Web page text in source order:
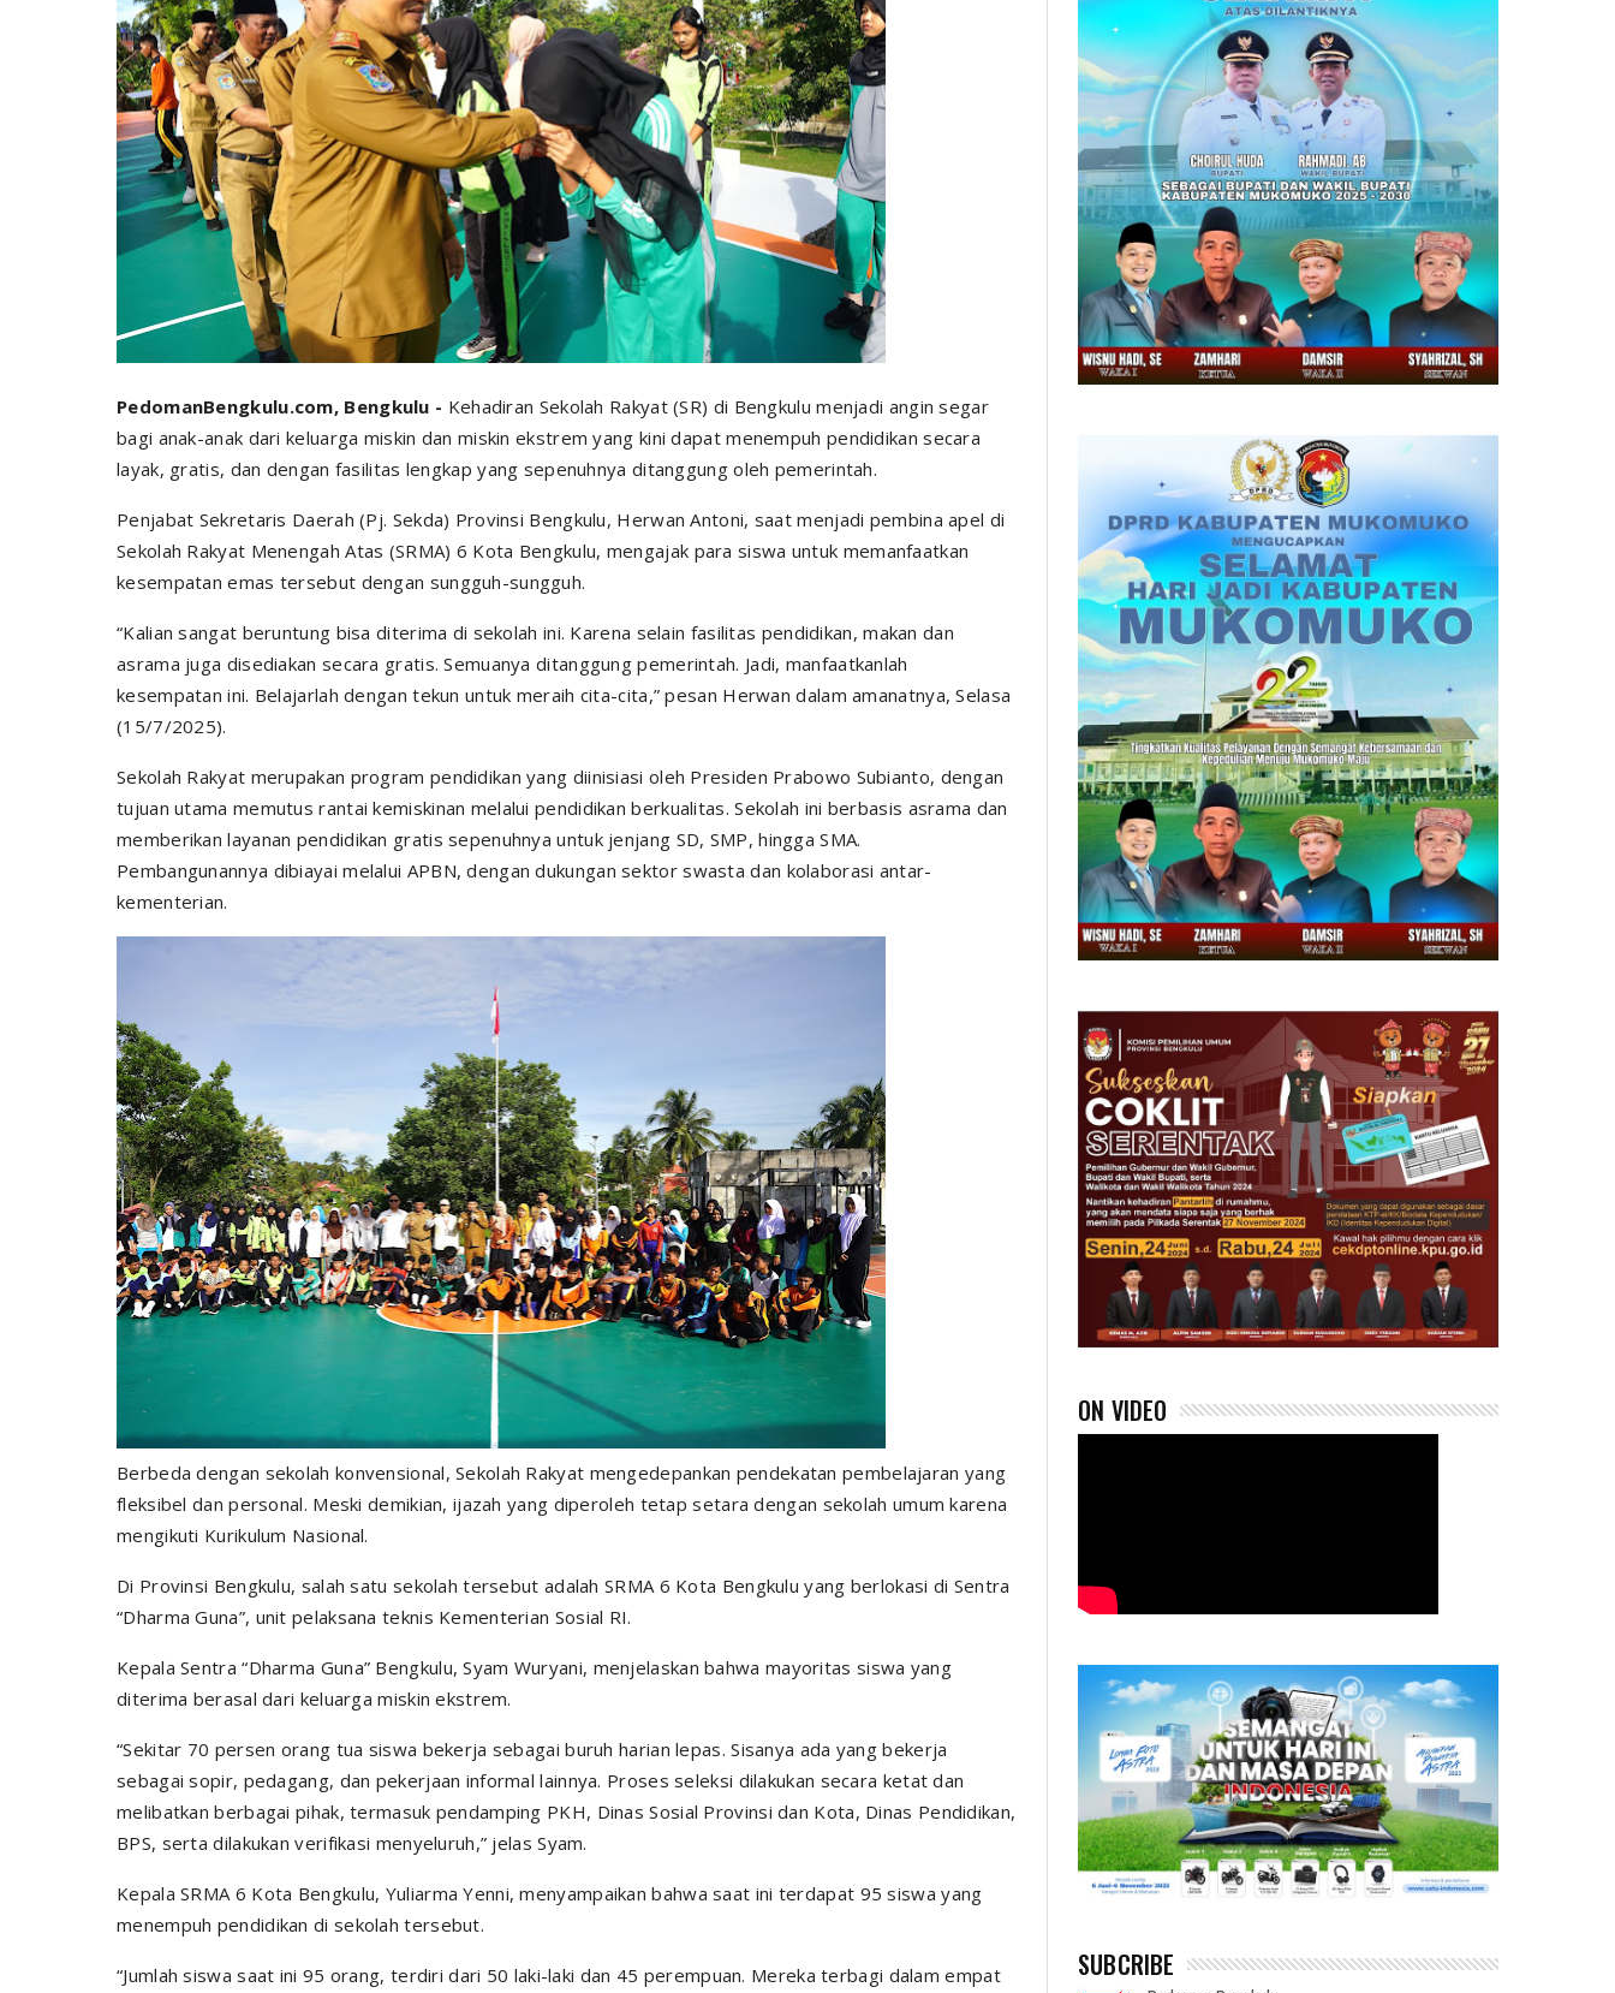
PedomanBengkulu.com, Bengkulu - Kehadiran Sekolah Rakyat (SR) di Bengkulu menjadi angin segar
bagi anak-anak dari keluarga miskin dan miskin ekstrem yang kini dapat menempuh pendidikan secara
layak, gratis, dan dengan fasilitas lengkap yang sepenuhnya ditanggung oleh pemerintah.
Penjabat Sekretaris Daerah (Pj. Sekda) Provinsi Bengkulu, Herwan Antoni, saat menjadi pembina apel di
Sekolah Rakyat Menengah Atas (SRMA) 6 Kota Bengkulu, mengajak para siswa untuk memanfaatkan
kesempatan emas tersebut dengan sungguh-sungguh.
“Kalian sangat beruntung bisa diterima di sekolah ini. Karena selain fasilitas pendidikan, makan dan
asrama juga disediakan secara gratis. Semuanya ditanggung pemerintah. Jadi, manfaatkanlah
kesempatan ini. Belajarlah dengan tekun untuk meraih cita-cita,” pesan Herwan dalam amanatnya, Selasa
(15/7/2025).
Sekolah Rakyat merupakan program pendidikan yang diinisiasi oleh Presiden Prabowo Subianto, dengan
tujuan utama memutus rantai kemiskinan melalui pendidikan berkualitas. Sekolah ini berbasis asrama dan
memberikan layanan pendidikan gratis sepenuhnya untuk jenjang SD, SMP, hingga SMA.
Pembangunannya dibiayai melalui APBN, dengan dukungan sektor swasta dan kolaborasi antar-
kementerian.
Berbeda dengan sekolah konvensional, Sekolah Rakyat mengedepankan pendekatan pembelajaran yang
fleksibel dan personal. Meski demikian, ijazah yang diperoleh tetap setara dengan sekolah umum karena
mengikuti Kurikulum Nasional.
Di Provinsi Bengkulu, salah satu sekolah tersebut adalah SRMA 6 Kota Bengkulu yang berlokasi di Sentra
“Dharma Guna”, unit pelaksana teknis Kementerian Sosial RI.
Kepala Sentra “Dharma Guna” Bengkulu, Syam Wuryani, menjelaskan bahwa mayoritas siswa yang
diterima berasal dari keluarga miskin ekstrem.
“Sekitar 70 persen orang tua siswa bekerja sebagai buruh harian lepas. Sisanya ada yang bekerja
sebagai sopir, pedagang, dan pekerjaan informal lainnya. Proses seleksi dilakukan secara ketat dan
melibatkan berbagai pihak, termasuk pendamping PKH, Dinas Sosial Provinsi dan Kota, Dinas Pendidikan,
BPS, serta dilakukan verifikasi menyeluruh,” jelas Syam.
Kepala SRMA 6 Kota Bengkulu, Yuliarma Yenni, menyampaikan bahwa saat ini terdapat 95 siswa yang
menempuh pendidikan di sekolah tersebut.
“Jumlah siswa saat ini 95 orang, terdiri dari 50 laki-laki dan 45 perempuan. Mereka terbagi dalam empat
ON VIDEO
SUBCRIBE